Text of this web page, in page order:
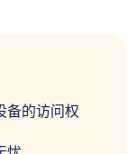
备的访问权